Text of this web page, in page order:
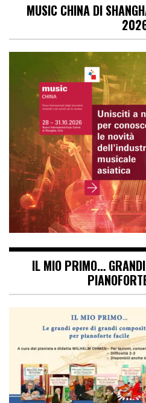
MUSIC CHINA DI
IL MIO PRIMO…